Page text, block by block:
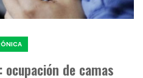
de camas